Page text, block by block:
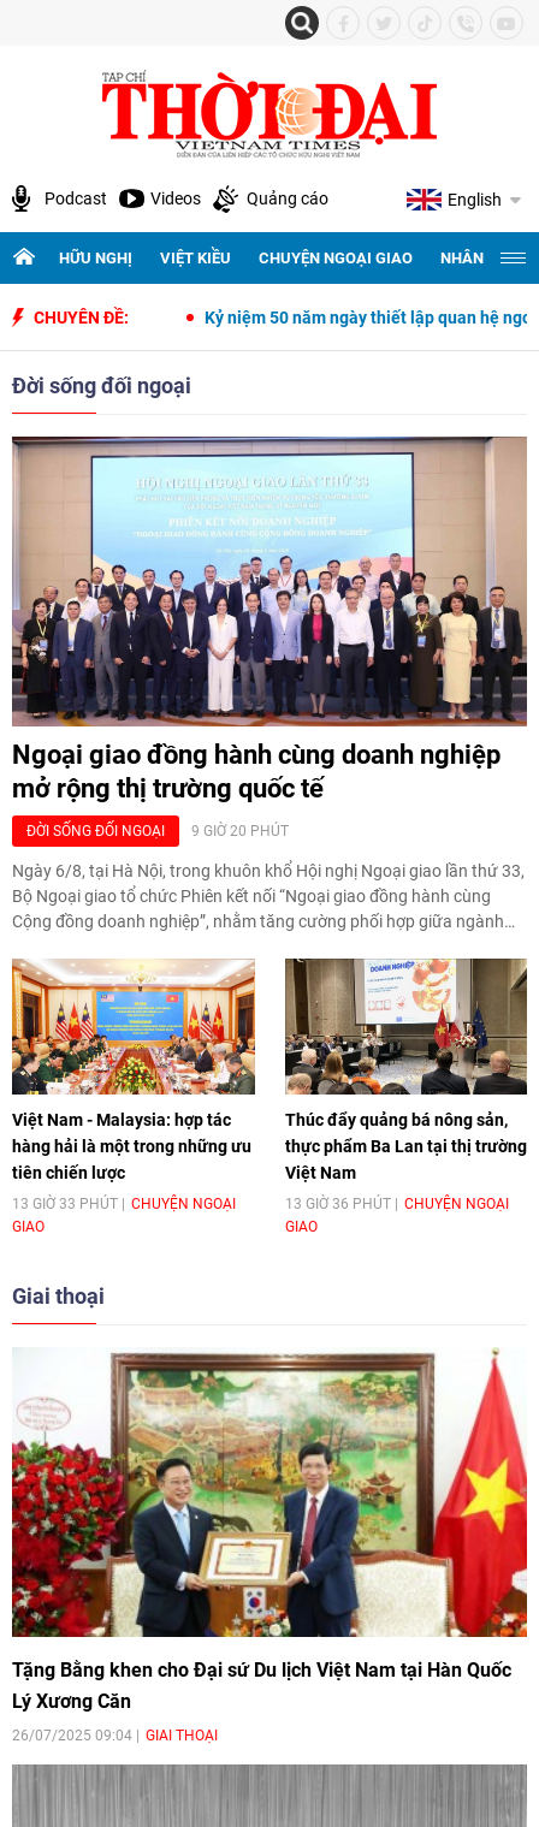
Podcast Videos Quảng cáo English
HỮU NGHỊ VIỆT KIỀU CHUYỆN NGOẠI GIAO NHÂN
CHUYÊN ĐỀ:Kỷ niệm 50 năm ngày thiết lập quan hệ ngoại giao Việt
Đời sống đối ngoại
Ngoại giao đồng hành cùng doanh nghiệp
mở rộng thị trường quốc tế
9 GIỜ 20 PHÚT
ĐỜI SỐNG ĐỐI NGOẠI
Ngày 6/8, tại Hà Nội, trong khuôn khổ Hội nghị Ngoại giao lần thứ 33,
Bộ Ngoại giao tổ chức Phiên kết nối “Ngoại giao đồng hành cùng
Cộng đồng doanh nghiệp”, nhằm tăng cường phối hợp giữa ngành
và huy động nguồn lực phục vụ phát triển đất nước.
Việt Nam - Malaysia: hợp tác
hàng hải là một trong những ưu
tiên chiến lược
13 GIỜ 33 PHÚT
CHUYỆN NGOẠI
GIAO
Thúc đẩy quảng bá nông sản,
thực phẩm Ba Lan tại thị trường
Việt Nam
13 GIỜ 36 PHÚT
CHUYỆN NGOẠI
GIAO
Giai thoại
Tặng Bằng khen cho Đại sứ Du lịch Việt Nam tại Hàn Quốc
Lý Xương Căn
26/07/2025 09:04 GIAI THOẠI